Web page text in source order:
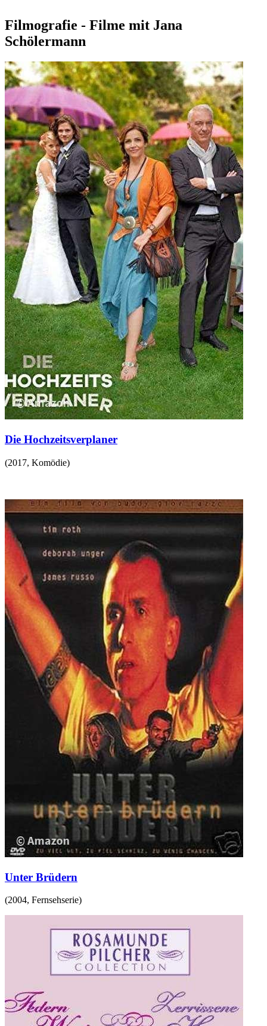
Filmografie - Filme mit Jana
Schölermann
Die Hochzeitsverplaner
(2017, Komödie)
Unter Brüdern
(2004, Fernsehserie)